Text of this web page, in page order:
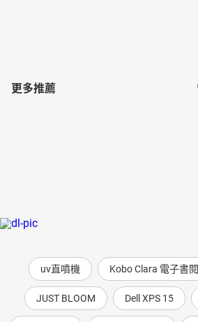
更多推薦
uv直噴機 Kobo Clara 電子書
JUST BLOOM Dell XPS 15